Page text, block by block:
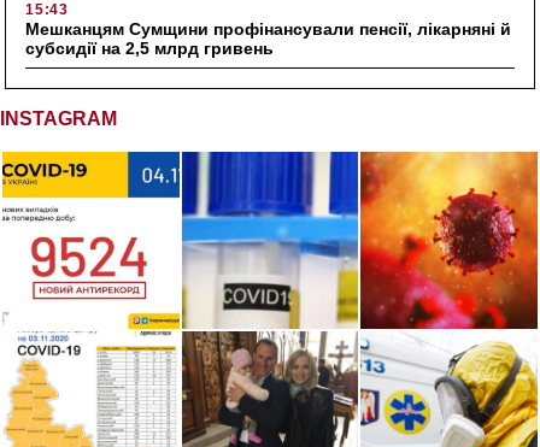
15:43
Мешканцям Сумщини профінансували пенсії, лікарняні й
субсидії на 2,5 млрд гривень
INSTAGRAM